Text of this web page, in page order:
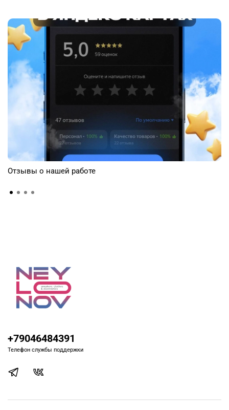
Отзывы о нашей работе
+79046484391
Телефон службы поддержки